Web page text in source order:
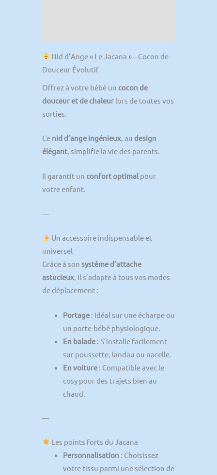
Nid d’Ange « Le Jacana » – Cocon de
Douceur Évolutif
Offrez à votre bébé un cocon de
douceur et de chaleurlors de toutes vos
sorties.
Ce nid d’ange ingénieux, au design
élégant, simplifie la vie des parents.
Il garantit un confort optimal pour
votre enfant.
—
Un accessoire indispensable et
universel
Grâce à son système d’attache
astucieux, il s’adapte à tous vos modes
de déplacement :
Portage : Idéal sur une écharpe ou
un porte-bébé physiologique.
En balade : S’installe facilement
sur poussette, landau ou nacelle.
En voiture : Compatible avec le
cosy pour des trajets bien au
chaud.
—
Les points forts du Jacana
Personnalisation : Choisissez
votre tissu parmi une sélection de